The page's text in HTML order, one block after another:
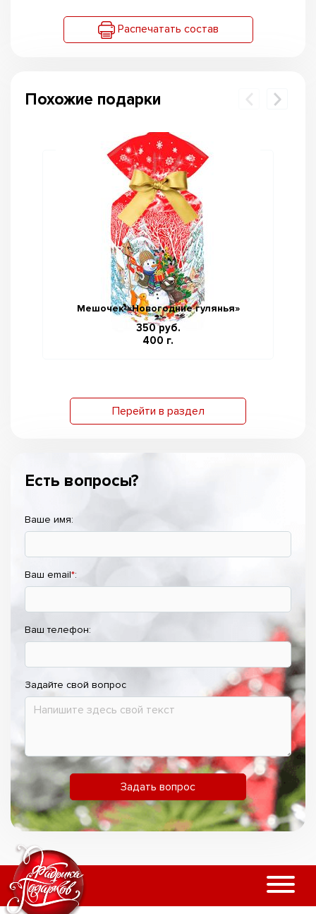
Распечатать состав
Похожие подарки
Мешочек «Новогодние гулянья»
350 руб.
400 г.
Перейти в раздел
Есть вопросы?
Ваше имя:
Ваш email*:
Ваш телефон:
Задайте свой вопрос
Задать вопрос